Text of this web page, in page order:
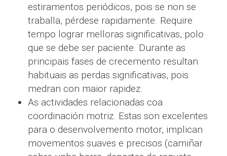
estiramentos periódicos, pois se non se
traballa, pérdese rapidamente. Require
tempo lograr melloras significativas, polo
que se debe ser paciente. Durante as
principais fases de crecemento resultan
habituais as perdas significativas, pois
medran con maior rapidez.
As actividades relacionadas coa
coordinación motriz. Estas son excelentes
para o desenvolvemento motor, implican
movementos suaves e precisos (camiñar